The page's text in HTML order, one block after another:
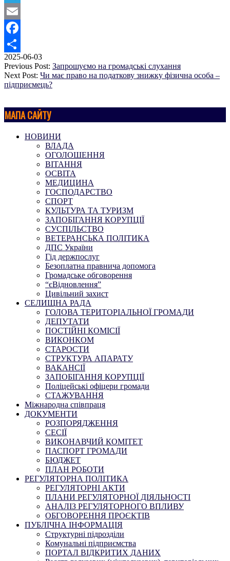
Telegram
Email
Facebook
Поділитися
2025-06-03
Previous Post: Запрошуємо на громадські слухання
Next Post: Чи має право на податкову знижку фізична особа –
підприємець?
МАПА САЙТУ
НОВИНИ
ВЛАДА
ОГОЛОШЕННЯ
ВІТАННЯ
ОСВІТА
МЕДИЦИНА
ГОСПОДАРСТВО
СПОРТ
КУЛЬТУРА ТА ТУРИЗМ
ЗАПОБІГАННЯ КОРУПЦІЇ
СУСПІЛЬСТВО
ВЕТЕРАНСЬКА ПОЛІТИКА
ДПС України
Гід держпослуг
Безоплатна правнича допомога
Громадське обговорення
“єВідновлення”
Цивільний захист
СЕЛИЩНА РАДА
ГОЛОВА ТЕРИТОРІАЛЬНОЇ ГРОМАДИ
ДЕПУТАТИ
ПОСТІЙНІ КОМІСІЇ
ВИКОНКОМ
СТАРОСТИ
СТРУКТУРА АПАРАТУ
ВАКАНСІЇ
ЗАПОБІГАННЯ КОРУПЦІЇ
Поліцейські офіцери громади
СТАЖУВАННЯ
Міжнародна співпраця
ДОКУМЕНТИ
РОЗПОРЯДЖЕННЯ
СЕСІЇ
ВИКОНАВЧИЙ КОМІТЕТ
ПАСПОРТ ГРОМАДИ
БЮДЖЕТ
ПЛАН РОБОТИ
РЕГУЛЯТОРНА ПОЛІТИКА
РЕГУЛЯТОРНІ АКТИ
ПЛАНИ РЕГУЛЯТОРНОЇ ДІЯЛЬНОСТІ
АНАЛІЗ РЕГУЛЯТОРНОГО ВПЛИВУ
ОБГОВОРЕННЯ ПРОЄКТІВ
ПУБЛІЧНА ІНФОРМАЦІЯ
Структурні підрозділи
Комунальні підприємства
ПОРТАЛ ВІДКРИТИХ ДАНИХ